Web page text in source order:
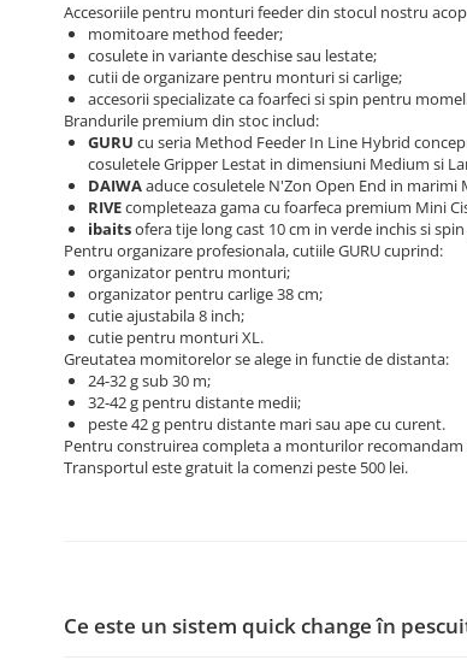
Accesoriile pentru monturi feeder din stocul nostru
momitoare method feeder;
cosulete in variante deschise sau lestate;
cutii de organizare pentru monturi si carlige;
accesorii specializate ca foarfeci si spin pentru
Brandurile premium din stoc includ:
GURU cu seria Method Feeder In Line Hybrid
cosuletele Gripper Lestat in dimensiuni Medium si
DAIWAaduce cosuletele N'Zon Open End in
RIVEcompleteaza gama cu foarfeca premium Mini
ibaitsofera tije long cast 10 cm in verde inchis si
Pentru organizare profesionala, cutiile GURU cuprind:
organizator pentru monturi;
organizator pentru carlige 38 cm;
cutie ajustabila 8 inch;
cutie pentru monturi XL.
Greutatea momitorelor se alege in functie de distanta:
24-32 g sub 30 m;
32-42 g pentru distante medii;
peste 42 g pentru distante mari sau ape cu curent.
Pentru construirea completa a monturilor recomandam
Transportul este gratuit la comenzi peste 500 lei.
Ce este un sistem quick change în